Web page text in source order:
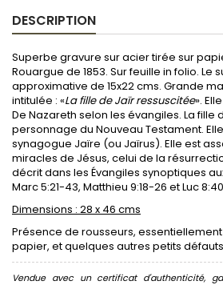
DESCRIPTION
Superbe gravure sur acier tirée sur
Rouargue de 1853. Sur feuille in folio. Le
approximative de 15x22 cms. Grande
intitulée : «La fille de Jaïr ressuscitée».
De Nazareth selon les évangiles. La fille
personnage du Nouveau Testament.
synagogue Jaïre (ou Jaïrus). Elle est
miracles de Jésus, celui de la
décrit dans les Évangiles synoptiques
Marc 5:21-43, Matthieu 9:18-26 et Luc
Dimensions : 28 x 46 cms
Présence de rousseurs,
papier, et quelques autres petits
Vendue avec un certificat d'authenticité,